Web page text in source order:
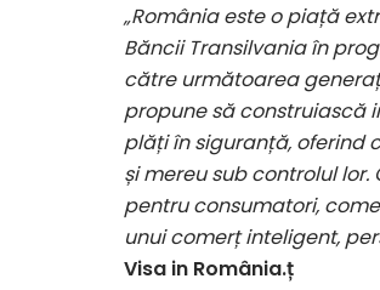
„România este o piață
Băncii Transilvania în
către următoarea
propune să construiască
plăți în siguranță, oferind
și mereu sub controlul
pentru consumatori,
unui comerț inteligent,
Visa in România.ț